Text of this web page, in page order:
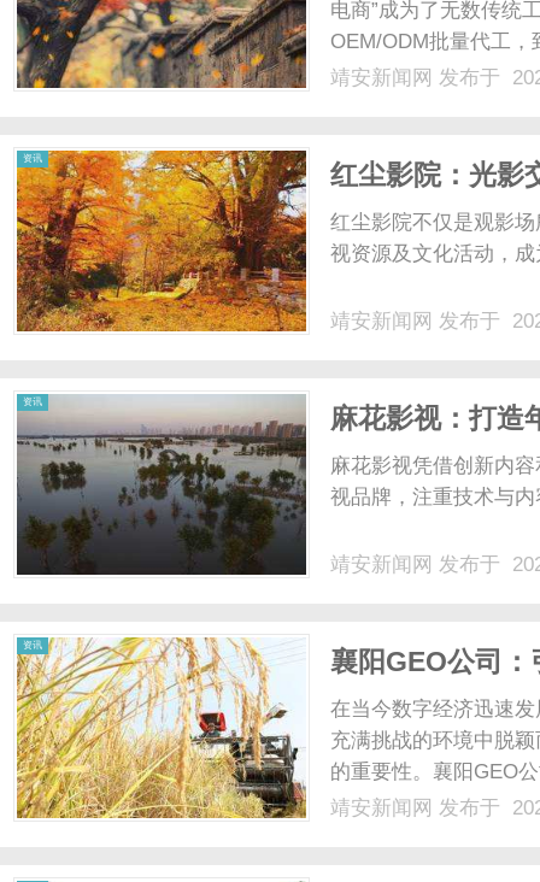
电商”成为了无数传统
OEM/ODM批量代工
的转变带来了更高的
靖安新闻网 发布于
资讯
红尘影院：光影
红尘影院不仅是观影
视资源及文化活动，
靖安新闻网 发布于
资讯
麻花影视：打造
麻花影视凭借创新内
视品牌，注重技术与
靖安新闻网 发布于
资讯
襄阳GEO公司
在当今数字经济迅速
充满挑战的环境中脱
的重要性。襄阳GEO
案的公司。本文将深
靖安新闻网 发布于